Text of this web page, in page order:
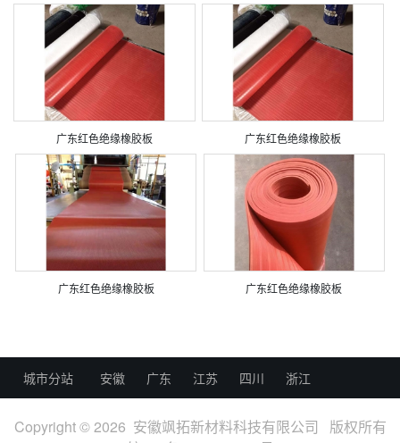
广东红色绝缘橡胶板 广东红色绝缘橡胶板
广东红色绝缘橡胶板 广东红色绝缘橡胶板
城市分站 安徽 广东 江苏 四川 浙江
Copyright © 2026 安徽飒拓新材料科技有限公司 版权所有